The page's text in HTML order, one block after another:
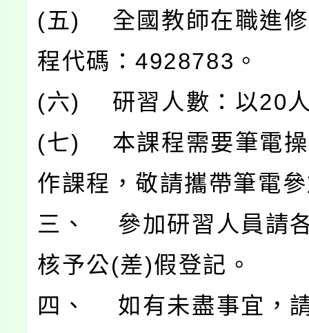
(五) 全國教師在職進修
程代碼：4928783。
(六) 研習人數：以20
(七) 本課程需要筆電操
作課程，敬請攜帶筆電
三、 參加研習人員請
核予公(差)假登記。
四、 如有未盡事宜，